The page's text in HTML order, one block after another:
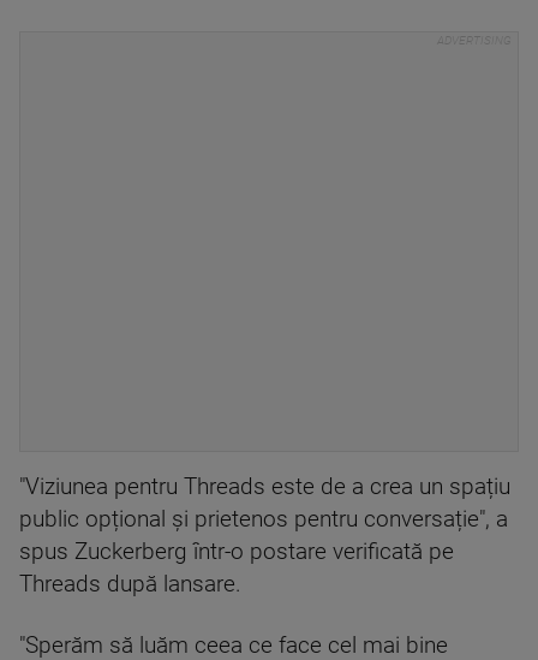
"Viziunea pentru Threads este de a crea un spațiu
public opțional și prietenos pentru conversație", a
spus Zuckerberg într-o postare verificată pe
Threads după lansare.
"Sperăm să luăm ceea ce face cel mai bine